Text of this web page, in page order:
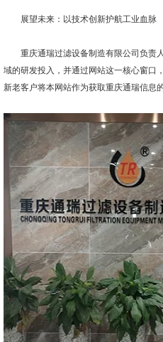
展望未来：以技术创新护航工业血脉
重庆通瑞过滤设备制造有限公司负责人
域的研发投入，并通过网站这一核心窗口
新老客户将本网站作为获取重庆通瑞信息